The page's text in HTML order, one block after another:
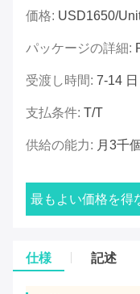
価格: USD1650/
パッケージの詳細:
受渡し時間: 7-14 日
支払条件: T/T
供給の能力: 月3千個
最もよい価格を得
仕様 記述